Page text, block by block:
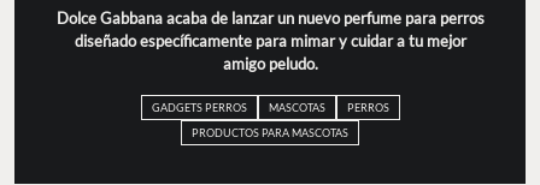
Dolce Gabbana acaba de lanzar un nuevo perfume para perros
diseñado específicamente para mimar y cuidar a tu mejor
amigo peludo.
GADGETS PERROS MASCOTAS
PERROS
PRODUCTOS PARA MASCOTAS